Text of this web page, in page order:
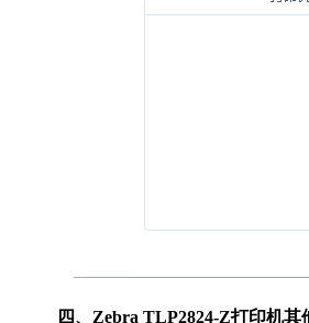
四、Zebra TLP2824-Z打印机其